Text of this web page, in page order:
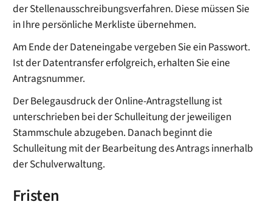
der Stellenausschreibungsverfahren. Diese müssen Sie
in Ihre persönliche Merkliste übernehmen.
Am Ende der Dateneingabe vergeben Sie ein Passwort.
Ist der Datentransfer erfolgreich, erhalten Sie eine
Antragsnummer.
Der Belegausdruck der Online-Antragstellung ist
unterschrieben bei der Schulleitung der jeweiligen
Stammschule abzugeben. Danach beginnt die
Schulleitung mit der Bearbeitung des Antrags innerhalb
der Schulverwaltung.
Fristen